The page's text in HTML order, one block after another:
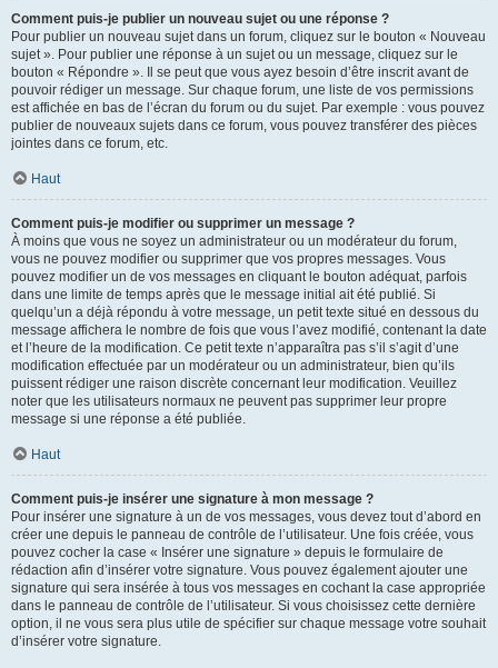
Comment puis-je publier un nouveau sujet ou une réponse ?
Pour publier un nouveau sujet dans un forum, cliquez sur le bouton « Nouveau
sujet ». Pour publier une réponse à un sujet ou un message, cliquez sur le
bouton « Répondre ». Il se peut que vous ayez besoin d’être inscrit avant de
pouvoir rédiger un message. Sur chaque forum, une liste de vos permissions
est affichée en bas de l’écran du forum ou du sujet. Par exemple : vous pouvez
publier de nouveaux sujets dans ce forum, vous pouvez transférer des pièces
jointes dans ce forum, etc.
Haut
Comment puis-je modifier ou supprimer un message ?
À moins que vous ne soyez un administrateur ou un modérateur du forum,
vous ne pouvez modifier ou supprimer que vos propres messages. Vous
pouvez modifier un de vos messages en cliquant le bouton adéquat, parfois
dans une limite de temps après que le message initial ait été publié. Si
quelqu’un a déjà répondu à votre message, un petit texte situé en dessous du
message affichera le nombre de fois que vous l’avez modifié, contenant la date
et l’heure de la modification. Ce petit texte n’apparaîtra pas s’il s’agit d’une
modification effectuée par un modérateur ou un administrateur, bien qu’ils
puissent rédiger une raison discrète concernant leur modification. Veuillez
noter que les utilisateurs normaux ne peuvent pas supprimer leur propre
message si une réponse a été publiée.
Haut
Comment puis-je insérer une signature à mon message ?
Pour insérer une signature à un de vos messages, vous devez tout d’abord en
créer une depuis le panneau de contrôle de l’utilisateur. Une fois créée, vous
pouvez cocher la case « Insérer une signature » depuis le formulaire de
rédaction afin d’insérer votre signature. Vous pouvez également ajouter une
signature qui sera insérée à tous vos messages en cochant la case appropriée
dans le panneau de contrôle de l’utilisateur. Si vous choisissez cette dernière
option, il ne vous sera plus utile de spécifier sur chaque message votre souhait
d’insérer votre signature.